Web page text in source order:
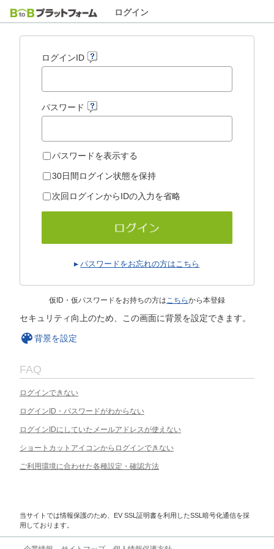
ログイン
ログインID
パスワード
パスワードを表示する
30日間ログイン状態を保持
次回ログインからIDの入力を省略
パスワードをお忘れの方はこちら
仮ID・仮パスワードをお持ちの方はこちらから本登録
セキュリティ向上のため、この画面に背景を設定できます。
背景を設定
FAQ
ログインできない
ログインID・パスワードがわからない
ログインIDにしていたメールアドレスが使えない
ショートカットアイコンからログインできない
ご利用環境に合わせた各種設定・確認方法
当サイトでは情報保護のため、EV SSL証明書を利用したSSL暗号化通信を採
用しております。